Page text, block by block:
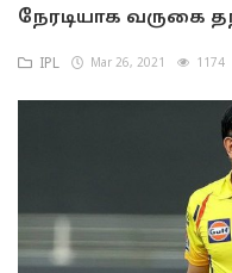
நேரடியாக வருகை
IPL Mar 26, 2021 1174